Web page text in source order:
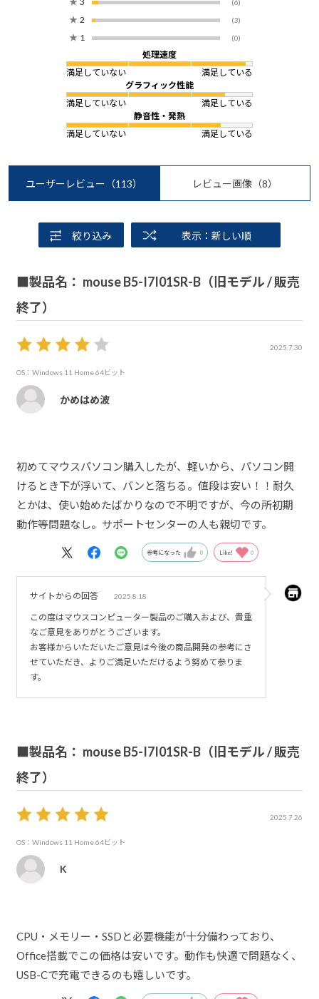
(6)
★ 2 (3)
★ 1 (0)
処理速度
満足していない
満足している
グラフィック性能
満足していない
満足している
静音性・発熱
満足していない
満足している
ユーザーレビュー （113） レビュー画像 （8）
絞り込み 表示：新しい順
■製品名： mouse B5-I7I01SR-B（旧モデル / 販売
終了）
2025.7.30
OS：Windows 11 Home 64ビット
かめはめ波
初めてマウスパソコン購入したが、軽いから、パソコン開
けるとき下が浮いて、バンと落ちる。値段は安い！！耐久
とかは、使い始めたばかりなので不明ですが、今の所初期
動作等問題なし。サポートセンターの人も親切です。
参考になった 0 Like! 0
サイトからの回答 2025.8.18
この度はマウスコンピューター製品のご購入および、貴重
なご意見をありがとうございます。
お客様からいただいたご意見は今後の商品開発の参考にさ
せていただき、よりご満足いただけるよう努めて参りま
す。
■製品名： mouse B5-I7I01SR-B（旧モデル / 販売
終了）
2025.7.26
OS：Windows 11 Home 64ビット
K
CPU・メモリー・SSDと必要機能が十分備わっており、
Office搭載でこの価格は安いです。動作も快適で問題なく、
USB-Cで充電できるのも嬉しいです。